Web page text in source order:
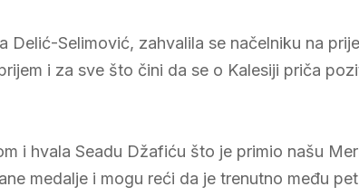
Delić-Selimović, zahvalila se načelniku na
i za sve što čini da se o Kalesiji priča
i hvala Seadu Džafiću što je primio našu
medalje i mogu reći da je trenutno među